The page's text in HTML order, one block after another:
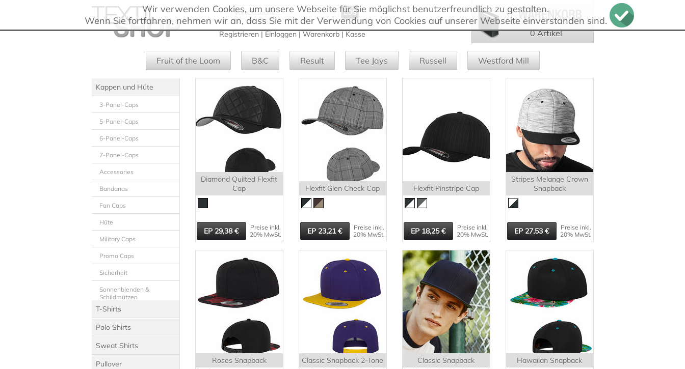
Wir verwenden Cookies, um unsere Webseite für Sie möglichst benutzerfreundlich zu gestalten.
Wenn Sie fortfahren, nehmen wir an, dass Sie mit der Verwendung von Cookies auf unserer Webseite einverstanden sind.
Registrieren|Einloggen|Warenkorb|Kasse 0 Artikel
Fruit of the Loom B&C Result Tee Jays Russell Westford Mill
Kappen und Hüte
3-Panel-Caps
5-Panel-Caps
6-Panel-Caps
7-Panel-Caps
Accessories
Bandanas
Fan Caps
Hüte
Military Caps
Promo Caps
Sicherheit
Sonnenblenden &
Schildmützen
Sport
Trucker Caps
T-Shirts
Polo Shirts
Sweat Shirts
Pullover
Diamond Quilted Flexfit
Cap
29,38
Preise inkl.
20% MwSt.
Flexfit Glen Check Cap
23,21
Preise inkl.
20% MwSt.
Flexfit Pinstripe Cap
18,25
Preise inkl.
20% MwSt.
Stripes Melange Crown
Snapback
27,53
Preise inkl.
20% MwSt.
Roses Snapback Classic Snapback 2-Tone Classic Snapback Hawaiian Snapback